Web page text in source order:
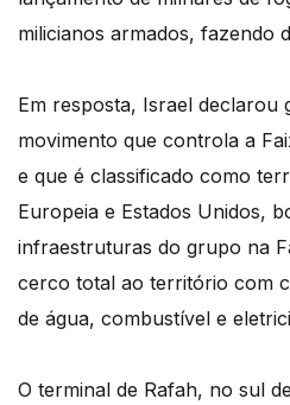
milicianos armados, fazendo
Em resposta, Israel declarou
movimento que controla a
e que é classificado como
Europeia e Estados Unidos,
infraestruturas do grupo na
cerco total ao território com
de água, combustível e
O terminal de Rafah, no sul